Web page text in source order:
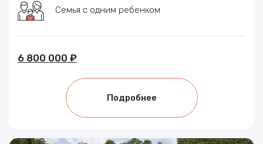
Семья с одним ребенком
6 800 000 ₽
Подробнее